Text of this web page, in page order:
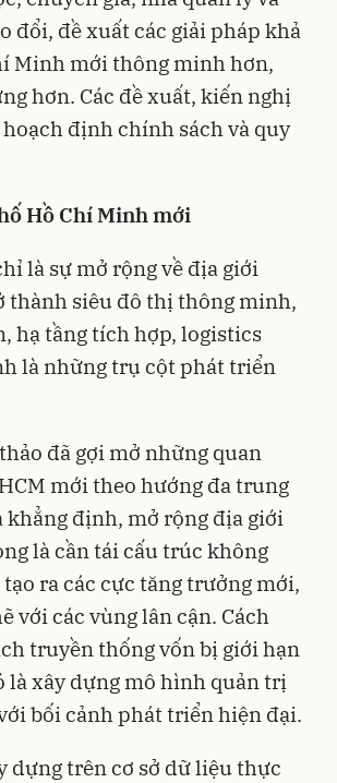
đổi, đề xuất các giải pháp khả
Minh mới thông minh hơn,
hơn. Các đề xuất, kiến nghị
định chính sách và quy
Hồ Chí Minh mới
là sự mở rộng về địa giới
thành siêu đô thị thông minh,
hạ tầng tích hợp, logistics
là những trụ cột phát triển
đã gợi mở những quan
mới theo hướng đa trung
khẳng định, mở rộng địa giới
là cần tái cấu trúc không
ra các cực tăng trưởng mới,
với các vùng lân cận. Cách
truyền thống vốn bị giới hạn
là xây dựng mô hình quản trị
bối cảnh phát triển hiện đại.
dựng trên cơ sở dữ liệu thực